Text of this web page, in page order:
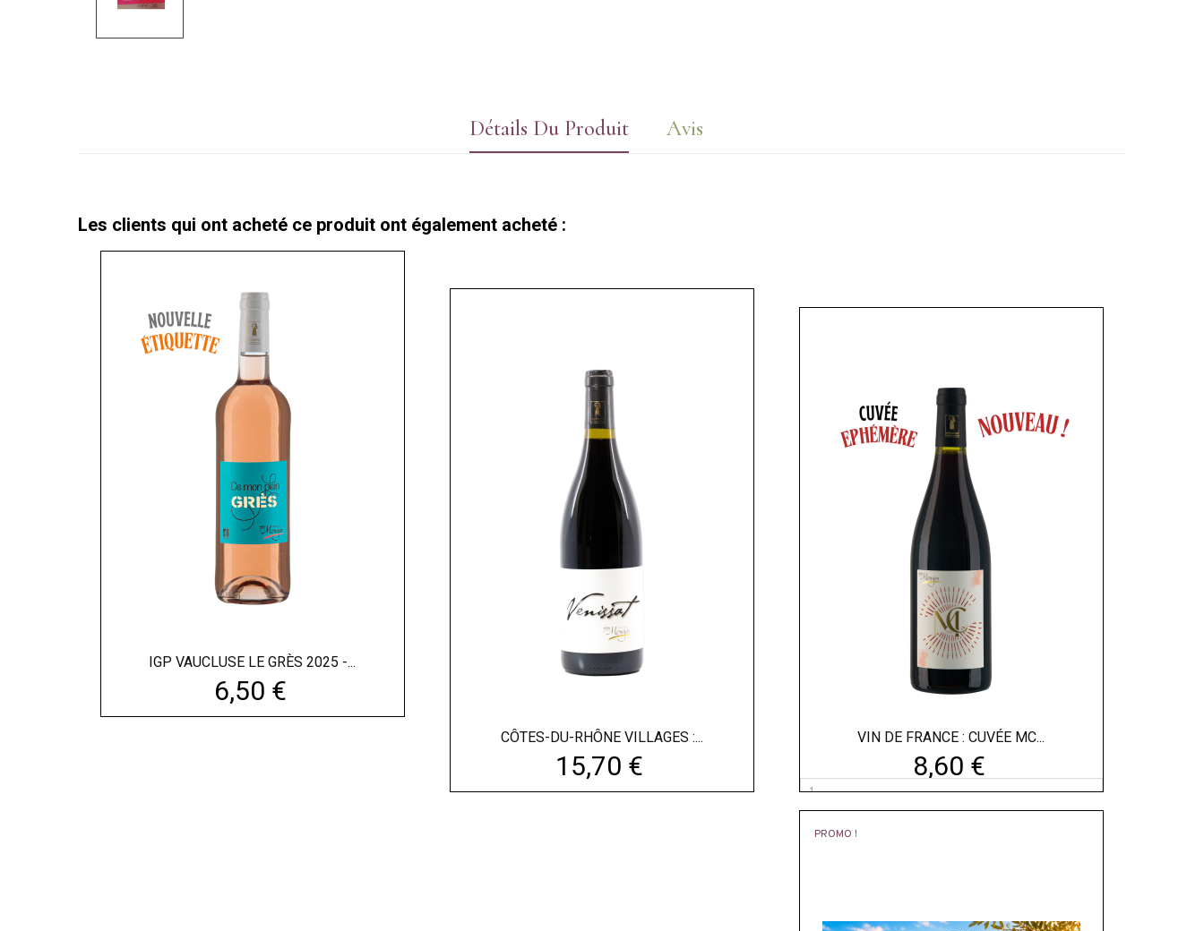
Détails Du Produit Avis
Les clients qui ont acheté ce produit ont également acheté :
IGP VAUCLUSE LE GRÈS 2025 -...
6,50 €
CÔTES-DU-RHÔNE VILLAGES :...
15,70 €
VIN DE FRANCE : CUVÉE MC...
8,60 €
PROMO !